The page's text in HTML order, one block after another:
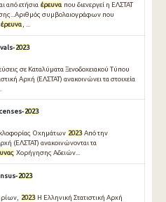
από ετήσια έρευνα που διενεργεί η ΕΛΣΤΑΤ
συμβολαιογράφων που
έρευνα , ...
2023
σε Καταλύματα Ξενοδοχειακού Τύπου
Αρχή (ΕΛΣΤΑΤ) ανακοινώνει τα στοιχεία
2023
Οχημάτων 2023Από την
(ΕΛΣΤΑΤ) ανακοινώνονται τα
Χορήγησης Αδειών...
2023
2023Η Ελληνική Στατιστική Αρχή